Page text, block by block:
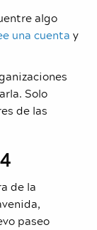
algo
una cuenta y
Solo
de las
de la
paseo